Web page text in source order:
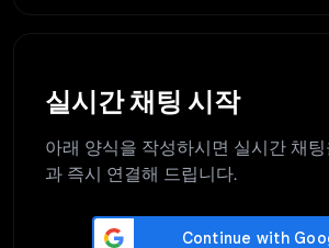
실시간 채팅 시작
아래 양식을 작성하시면 실시간 채
과 즉시 연결해 드립니다.